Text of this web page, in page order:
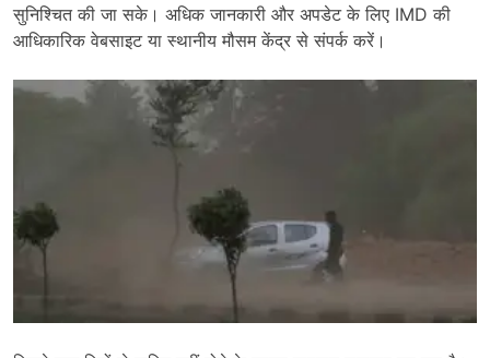
सुनिश्चित की जा सके। अधिक जानकारी और अपडेट के लिए IMD की
आधिकारिक वेबसाइट या स्थानीय मौसम केंद्र से संपर्क करें।